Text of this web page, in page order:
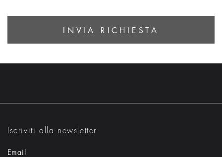
INVIA RICHIESTA
Iscriviti alla newsletter
Email